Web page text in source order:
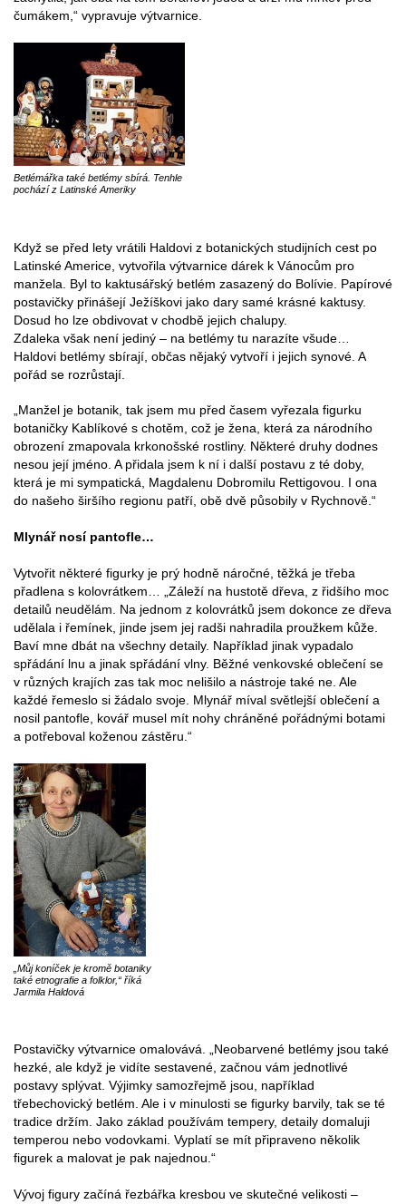
čumákem,“ vypravuje výtvarnice.
Betlémářka také betlémy sbírá. Tenhle
pochází z Latinské Ameriky
Když se před lety vrátili Haldovi z botanických studijních cest po
Latinské Americe, vytvořila výtvarnice dárek k Vánocům pro
manžela. Byl to kaktusářský betlém zasazený do Bolívie. Papírové
postavičky přinášejí Ježíškovi jako dary samé krásné kaktusy.
Dosud ho lze obdivovat v chodbě jejich chalupy.
Zdaleka však není jediný – na betlémy tu narazíte všude…
Haldovi betlémy sbírají, občas nějaký vytvoří i jejich synové. A
pořád se rozrůstají.
„Manžel je botanik, tak jsem mu před časem vyřezala figurku
botaničky Kablíkové s chotěm, což je žena, která za národního
obrození zmapovala krkonošské rostliny. Některé druhy dodnes
nesou její jméno. A přidala jsem k ní i další postavu z té doby,
která je mi sympatická, Magdalenu Dobromilu Rettigovou. I ona
do našeho širšího regionu patří, obě dvě působily v Rychnově.“
Mlynář nosí pantofle…
Vytvořit některé figurky je prý hodně náročné, těžká je třeba
přadlena s kolovrátkem… „Záleží na hustotě dřeva, z řidšího moc
detailů neudělám. Na jednom z kolovrátků jsem dokonce ze dřeva
udělala i řemínek, jinde jsem jej radši nahradila proužkem kůže.
Baví mne dbát na všechny detaily. Například jinak vypadalo
spřádání lnu a jinak spřádání vlny. Běžné venkovské oblečení se
v různých krajích zas tak moc nelišilo a nástroje také ne. Ale
každé řemeslo si žádalo svoje. Mlynář míval světlejší oblečení a
nosil pantofle, kovář musel mít nohy chráněné pořádnými botami
a potřeboval koženou zástěru.“
„Můj koníček je kromě botaniky
také etnografie a folklor,“ říká
Jarmila Haldová
Postavičky výtvarnice omalovává. „Neobarvené betlémy jsou také
hezké, ale když je vidíte sestavené, začnou vám jednotlivé
postavy splývat. Výjimky samozřejmě jsou, například
třebechovický betlém. Ale i v minulosti se figurky barvily, tak se té
tradice držím. Jako základ používám tempery, detaily domaluji
temperou nebo vodovkami. Vyplatí se mít připraveno několik
figurek a malovat je pak najednou.“
Vývoj figury začíná řezbářka kresbou ve skutečné velikosti –